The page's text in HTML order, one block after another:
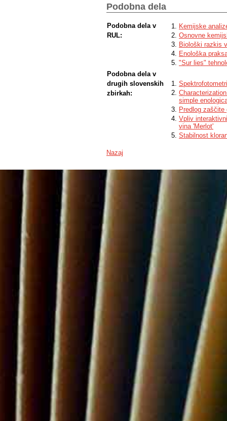
Podobna dela
Podobna dela v
RUL:
Kemijske
Osnovne
Biološki razkis
Enološka
"Sur lies"
Podobna dela v
drugih slovenskih
zbirkah:
simple
Predlog
Vpliv
vina 'Merlot'
Stabilnost
Nazaj